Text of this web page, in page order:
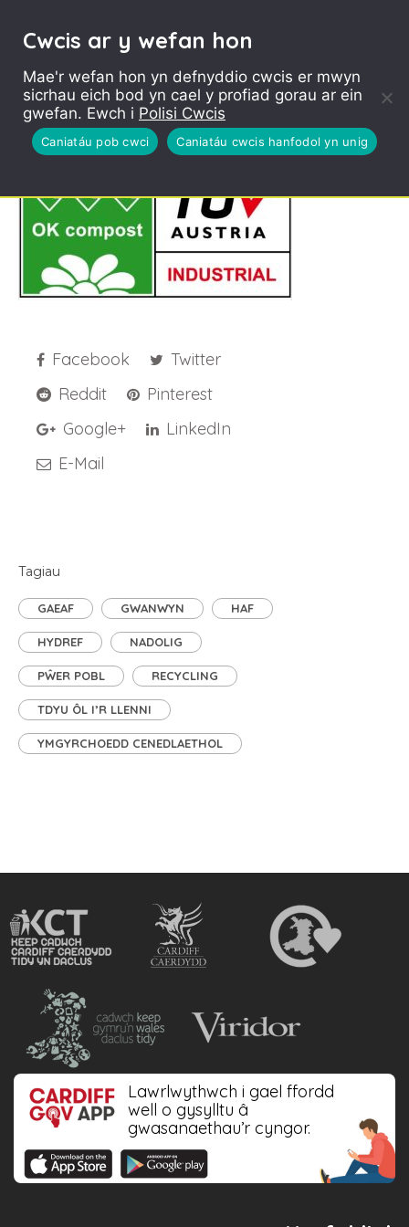
Industrially
Compostable Logo 4
Facebook
Twitter
Reddit
Pinterest
Google+
LinkedIn
E-Mail
Tagiau
GAEAF GWANWYN HAF
HYDREF NADOLIG
PŴER POBL RECYCLING
TDYU ÔL I’R LLENNI
YMGYRCHOEDD CENEDLAETHOL
Lawrlwythwch i gael ffordd
well o gysylltu â
gwasanaethau’r cyngor.
Cwcis ar y wefan hon
Mae'r wefan hon yn defnyddio cwcis er mwyn
sicrhau eich bod yn cael y profiad gorau ar ein
gwefan. Ewch i Polisi Cwcis
Caniatáu pob cwci Caniatáu cwcis hanfodol yn unig